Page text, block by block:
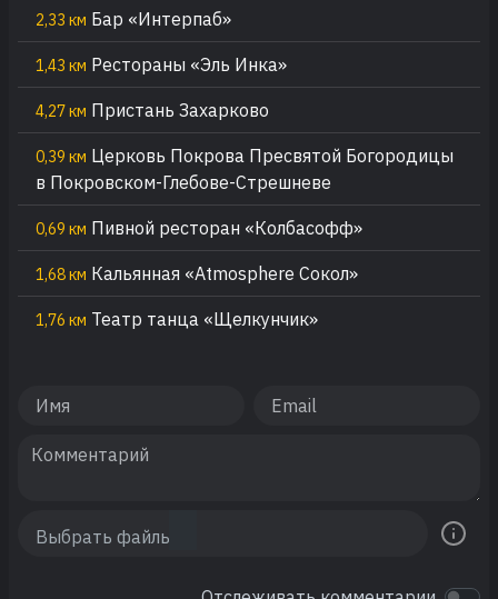
2,33 км Бар «Интерпаб»
1,43 км Рестораны «Эль Инка»
4,27 км Пристань Захарково
0,39 км Церковь Покрова Пресвятой Богородицы
в Покровском-Глебове-Стрешневе
0,69 км Пивной ресторан «Колбасофф»
1,68 км Кальянная «Atmosphere Сокол»
1,76 км Театр танца «Щелкунчик»